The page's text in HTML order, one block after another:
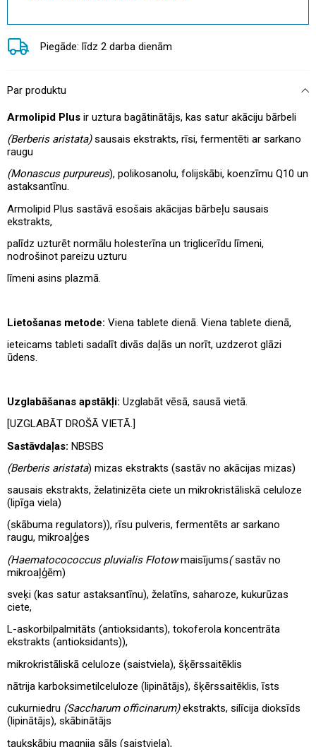
Piegāde: līdz 2 darba dienām
Par produktu
Armolipid Plus ir uztura bagātinātājs, kas satur akāciju bārbeli
(Berberis aristata)sausais ekstrakts, rīsi, fermentēti ar sarkano
raugu
(Monascus purpureus), polikosanolu, folijskābi, koenzīmu Q10 un
astaksantīnu.
Armolipid Plus sastāvā esošais akācijas bārbeļu sausais
ekstrakts,
palīdz uzturēt normālu holesterīna un triglicerīdu līmeni,
nodrošinot pareizu uzturu
līmeni asins plazmā.
Lietošanas metode: Viena tablete dienā. Viena tablete dienā,
ieteicams tableti sadalīt divās daļās un norīt, uzdzerot glāzi
ūdens.
Uzglabāšanas apstākļi: Uzglabāt vēsā, sausā vietā.
[UZGLABĀT DROŠĀ VIETĀ.]
Sastāvdaļas: NBSBS
(Berberis aristata) mizas ekstrakts (sastāv no akācijas mizas)
sausais ekstrakts, želatinizēta ciete un mikrokristāliskā celuloze
(lipīga viela)
(skābuma regulators)), rīsu pulveris, fermentēts ar sarkano
raugu, mikroaļģes
(Haematocococcus pluvialis Flotowmaisījums(sastāv no
mikroaļģēm)
sveķi (kas satur astaksantīnu), želatīns, saharoze, kukurūzas
ciete,
L-askorbilpalmitāts (antioksidants), tokoferola koncentrāta
ekstrakts (antioksidants)),
mikrokristāliskā celuloze (saistviela), šķērssaitēklis
nātrija karboksimetilceluloze (lipinātājs), šķērssaitēklis, īsts
cukurniedru (Saccharum officinarum)ekstrakts, silīcija dioksīds
(lipinātājs), skābinātājs
taukskābju magnija sāls (saistviela),